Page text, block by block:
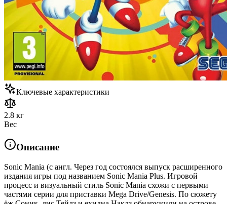
Ключевые характеристики
2.8 кг
Вес
Описание
Sonic Mania (с англ. Через год состоялся выпуск расширенного
издания игры под названием Sonic Mania Plus. Игровой
процесс и визуальный стиль Sonic Mania схожи с первыми
частями серии для приставки Mega Drive/Genesis. По сюжету